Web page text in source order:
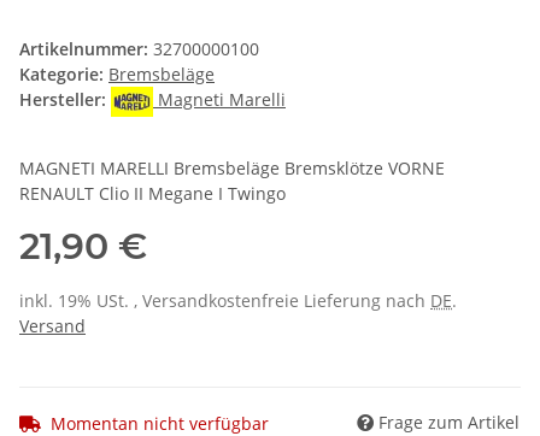
Artikelnummer: 32700000100
Kategorie: Bremsbeläge
Hersteller:
Magneti Marelli
MAGNETI MARELLI Bremsbeläge Bremsklötze VORNE
RENAULT Clio II Megane I Twingo
21,90 €
inkl. 19% USt. , Versandkostenfreie Lieferung nach DE.
Versand
Momentan nicht verfügbar Frage zum Artikel